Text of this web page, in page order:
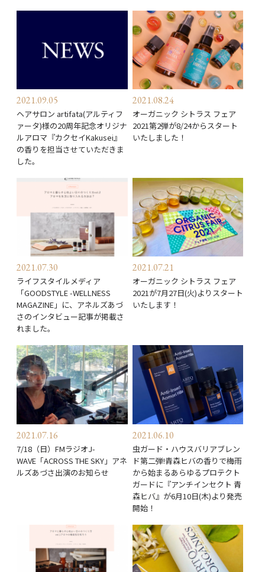
2021.09.05
ヘアサロン artifata(アルティフ
ァータ)様の20周年記念オリジナ
ルアロマ『カクセイKakusei』
の香りを担当させていただきま
した。
2021.08.24
オーガニック シトラス フェア
2021第2弾が8/24からスタート
いたしました！
2021.07.30
ライフスタイルメディア
「GOODSTYLE -WELLNESS
MAGAZINE」に、アネルズあづ
さのインタビュー記事が掲載さ
れました。
2021.07.21
オーガニック シトラス フェア
2021が7月27日(火)よりスタート
いたします！
2021.07.16
7/18（日）FMラジオJ-
WAVE「ACROSS THE SKY」アネ
ルズあづさ出演のお知らせ
2021.06.10
虫ガード・ハウスバリアブレン
ド第二弾!青森ヒバの香りで梅雨
から始まるあらゆるプロテクト
ガードに『アンチインセクト 青
森ヒバ』が6月10日(木)より発売
開始！